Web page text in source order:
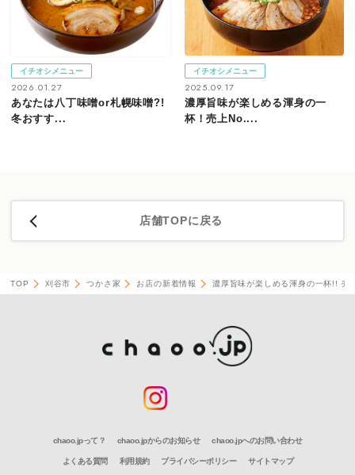
イチオシメニュー
2026.01.27
あなたは八丁味噌or札幌味噌?!
冬おすす...
イチオシメニュー
2025.09.17
濃厚旨味が楽しめる渾身の一
杯！売上No....
店舗TOPに戻る
TOP 刈谷市 つかさ家 お店の新着情報 濃厚旨味が楽しめる渾身の一杯!! 売
chaoo.jpって？ chaoo.jpからのお知らせ chaoo.jpへのお問い合わせ
よくある質問 利用規約 プライバシーポリシー サイトマップ